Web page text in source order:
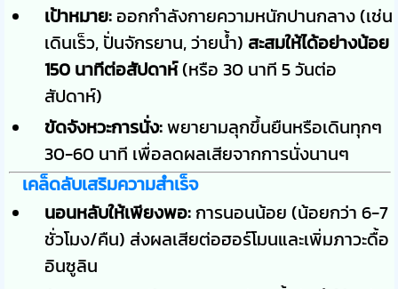
เป้าหมาย: ออกกำลังกายความหนักปานกลาง (เช่น
เดินเร็ว, ปั่นจักรยาน, ว่ายน้ำ) สะสมให้ได้อย่างน้อย
150 นาทีต่อสัปดาห์(หรือ 30 นาที 5 วันต่อ
สัปดาห์)
ขัดจังหวะการนั่ง:พยายามลุกขึ้นยืนหรือเดินทุกๆ
30-60 นาที เพื่อลดผลเสียจากการนั่งนานๆ
เคล็ดลับเสริมความสำเร็จ
นอนหลับให้เพียงพอ:การนอนน้อย (น้อยกว่า 6-7
ชั่วโมง/คืน) ส่งผลเสียต่อฮอร์โมนและเพิ่มภาวะดื้อ
อินซูลิน